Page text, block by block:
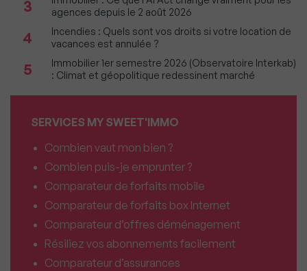
3
agences depuis le 2 août 2026
4
Incendies : Quels sont vos droits si votre location de
vacances est annulée ?
5
Immobilier 1er semestre 2026 (Observatoire Interkab)
: Climat et géopolitique redessinent marché
SERVICES MY SWEET'IMMO
Combien vaut mon bien ?
Combien puis-je emprunter ?
Comparateur de forfaits mobile
Comparateur de forfaits box Internet
Comparateur d’offres déménagement
Résiliez vos abonnements facilement
Comparateur d’assurances